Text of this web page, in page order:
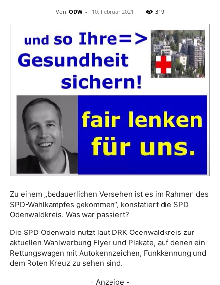
Von ODW - 10. Februar 2021 319
Zu einem „bedauerlichen Versehen ist es im Rahmen des
SPD-Wahlkampfes gekommen“, konstatiert die SPD
Odenwaldkreis. Was war passiert?
Die SPD Odenwald nutzt laut DRK Odenwaldkreis zur
aktuellen Wahlwerbung Flyer und Plakate, auf denen ein
Rettungswagen mit Autokennzeichen, Funkkennung und
dem Roten Kreuz zu sehen sind.
- Anzeige -